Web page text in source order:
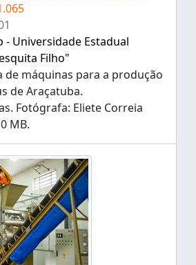
- Universidade Estadual
Filho"
de máquinas para a produção
de Araçatuba.
Fotógrafa: Eliete Correia
MB.